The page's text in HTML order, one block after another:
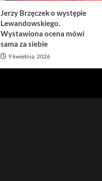
Jerzy Brzęczek o występie
Lewandowskiego.
Wystawiona ocena mówi
sama za siebie
9 kwietnia, 2026